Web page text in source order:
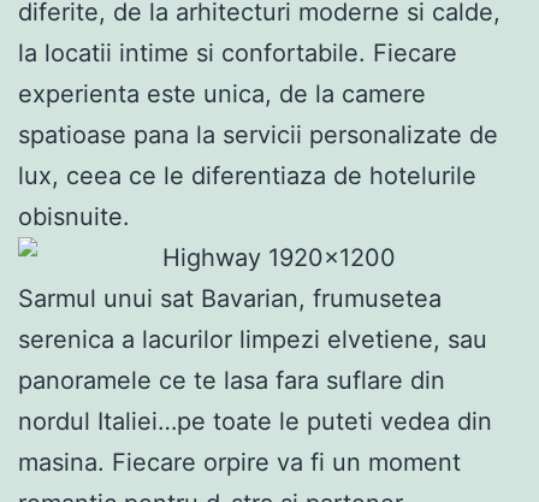
diferite, de la arhitecturi moderne si calde,
la locatii intime si confortabile. Fiecare
experienta este unica, de la camere
spatioase pana la servicii personalizate de
lux, ceea ce le diferentiaza de hotelurile
obisnuite.
Sarmul unui sat Bavarian, frumusetea
serenica a lacurilor limpezi elvetiene, sau
panoramele ce te lasa fara suflare din
nordul Italiei…pe toate le puteti vedea din
masina. Fiecare orpire va fi un moment